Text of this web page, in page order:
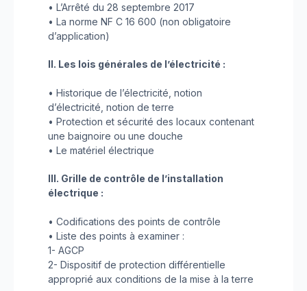
• L’Arrêté du 28 septembre 2017
• La norme NF C 16 600 (non obligatoire
d’application)
II. Les lois générales de l’électricité :
• Historique de l’électricité, notion
d’électricité, notion de terre
• Protection et sécurité des locaux contenant
une baignoire ou une douche
• Le matériel électrique
III. Grille de contrôle de l’installation
électrique :
• Codifications des points de contrôle
• Liste des points à examiner :
1- AGCP
2- Dispositif de protection différentielle
approprié aux conditions de la mise à la terre